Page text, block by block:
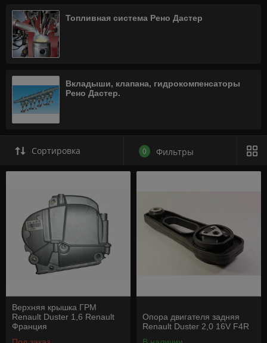
Топливная система Рено Дастер
Вкладыши, клапана, гидрокомпенсаторы
Рено Дастер.
Сортировка 0 Фильтры
Верхняя крышка ГРМ
Renault Duster 1,6 Renault
Франция
Опора двигателя задняя
Renault Duster 2,0 16V F4R